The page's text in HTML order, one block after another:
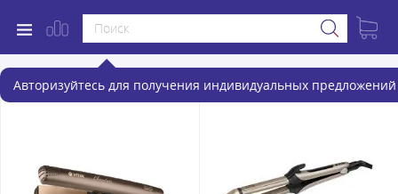
Авторизуйтесь для получения индивидуальных предложений
Уход за волосами